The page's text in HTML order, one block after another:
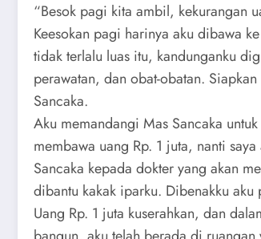
“Besok pagi kita ambil, kekurangan
Keesokan pagi harinya aku dibawa
tidak terlalu luas itu, kandunganku
perawatan, dan obat-obatan.
Sancaka.
Aku memandangi Mas Sancaka
membawa uang Rp. 1 juta, nanti
Sancaka kepada dokter yang akan
dibantu kakak iparku. Dibenakku aku
Uang Rp. 1 juta kuserahkan, dan